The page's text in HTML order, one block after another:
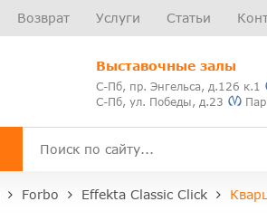
Возврат Услуги Статьи
Выставочные залы
С-Пб, пр. Энгельса, д.126 к.1
С-Пб, ул. Победы, д.23
Forbo Effekta Classic Click